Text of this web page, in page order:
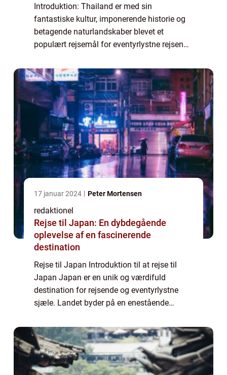
Introduktion: Thailand er med sin
fantastiske kultur, imponerende historie og
betagende naturlandskaber blevet et
populært rejsemål for eventyrlystne rejsende
i, hvad det indebærer at rejse til Thailand o...
17 januar 2024 Peter Mortensen
redaktionel
Rejse til Japan: En dybdegående
oplevelse af en fascinerende
destination
Rejse til Japan Introduktion til at rejse til
Japan Japan er en unik og værdifuld
destination for rejsende og eventyrlystne
sjæle. Landet byder på en enestående
innovation, der gør det til en uendelig fasci...